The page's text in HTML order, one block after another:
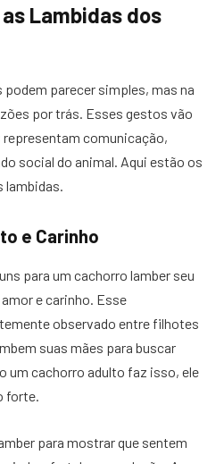
Lambidas dos
parecer simples, mas na
por trás. Esses gestos vão
representam comunicação,
social do animal. Aqui estão os
lambidas.
e Carinho
para um cachorro lamber seu
e carinho. Esse
observado entre filhotes
suas mães para buscar
um cachorro adulto faz isso, ele
forte.
para mostrar que sentem